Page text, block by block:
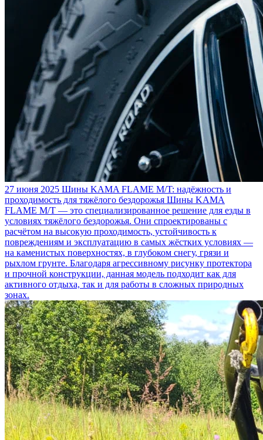
27 июня 2025 Шины KAMA FLAME M/T: надёжность и
проходимость для тяжёлого бездорожья Шины KAMA
FLAME M/T — это специализированное решение для езды в
условиях тяжёлого бездорожья. Они спроектированы с
расчётом на высокую проходимость, устойчивость к
повреждениям и эксплуатацию в самых жёстких условиях —
на каменистых поверхностях, в глубоком снегу, грязи и
рыхлом грунте. Благодаря агрессивному рисунку протектора
и прочной конструкции, данная модель подходит как для
активного отдыха, так и для работы в сложных природных
зонах.